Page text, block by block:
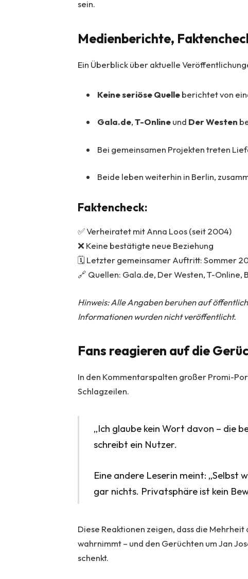
sein.
Medienberichte,
Ein Überblick über aktuelle
Keine seriöse Quelleberichtet von
Gala.de,T-Onlineund Der Westen
Bei gemeinsamen Projekten treten
Beide leben weiterhin in Berlin,
Faktencheck:
✅ Verheiratet mit Anna Loos (seit 2004)
❌ Keine bestätigte neue Beziehung
🗓️ Letzter gemeinsamer Auftritt: Sommer
🔗 Quellen: Gala.de, Der Westen, T-Online,
Hinweis: Alle Angaben beruhen auf
Informationen wurden nicht veröffentlicht.
Fans reagieren auf die
In den Kommentarspalten großer Promi-
Schlagzeilen.
„Ich glaube kein Wort davon – die
schreibt ein Nutzer.
Eine andere Leserin meint: „Selbst
gar nichts. Privatsphäre ist kein
Diese Reaktionen zeigen, dass die
wahrnimmt – und den Gerüchten um Jan
schenkt.